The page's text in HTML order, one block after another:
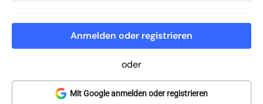
Anmelden oder registrieren
oder
Mit Google anmelden oder registrieren